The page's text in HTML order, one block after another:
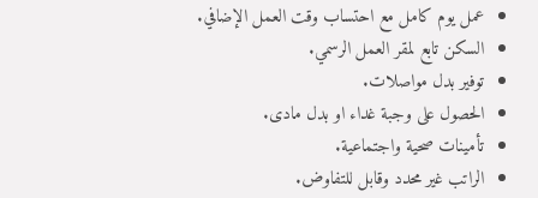
عمل يوم كامل مع احتساب وقت العمل الإضافي.
السكن تابع لمقر العمل الرسمي.
توفير بدل مواصلات.
الحصول على وجبة غداء او بدل مادى.
تأمينات صحية واجتماعية.
الراتب غير محدد وقابل للتفاوض.